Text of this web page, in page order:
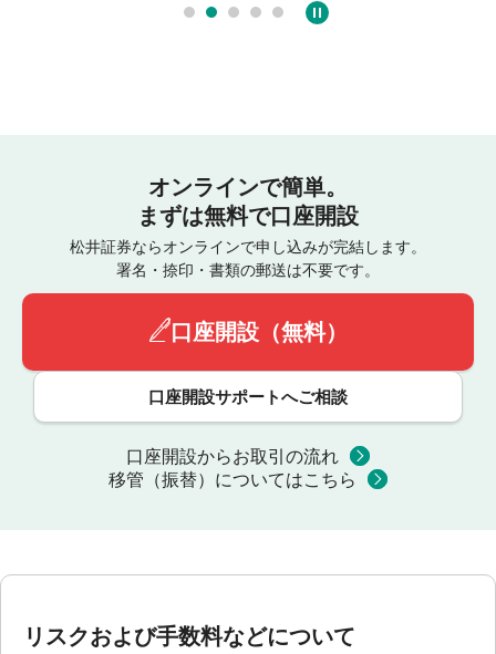
オンラインで簡単。
まずは無料で口座開設
松井証券ならオンラインで申し込みが完結します。
署名・捺印・書類の郵送は不要です。
口座開設（無料）
口座開設サポートへご相談
口座開設からお取引の流れ
移管（振替）についてはこちら
リスクおよび手数料などについて